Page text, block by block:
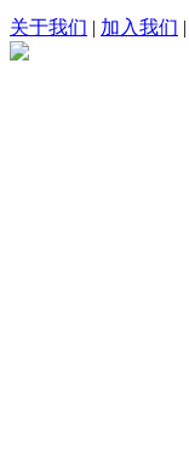
关于我们 | 加入我们 |